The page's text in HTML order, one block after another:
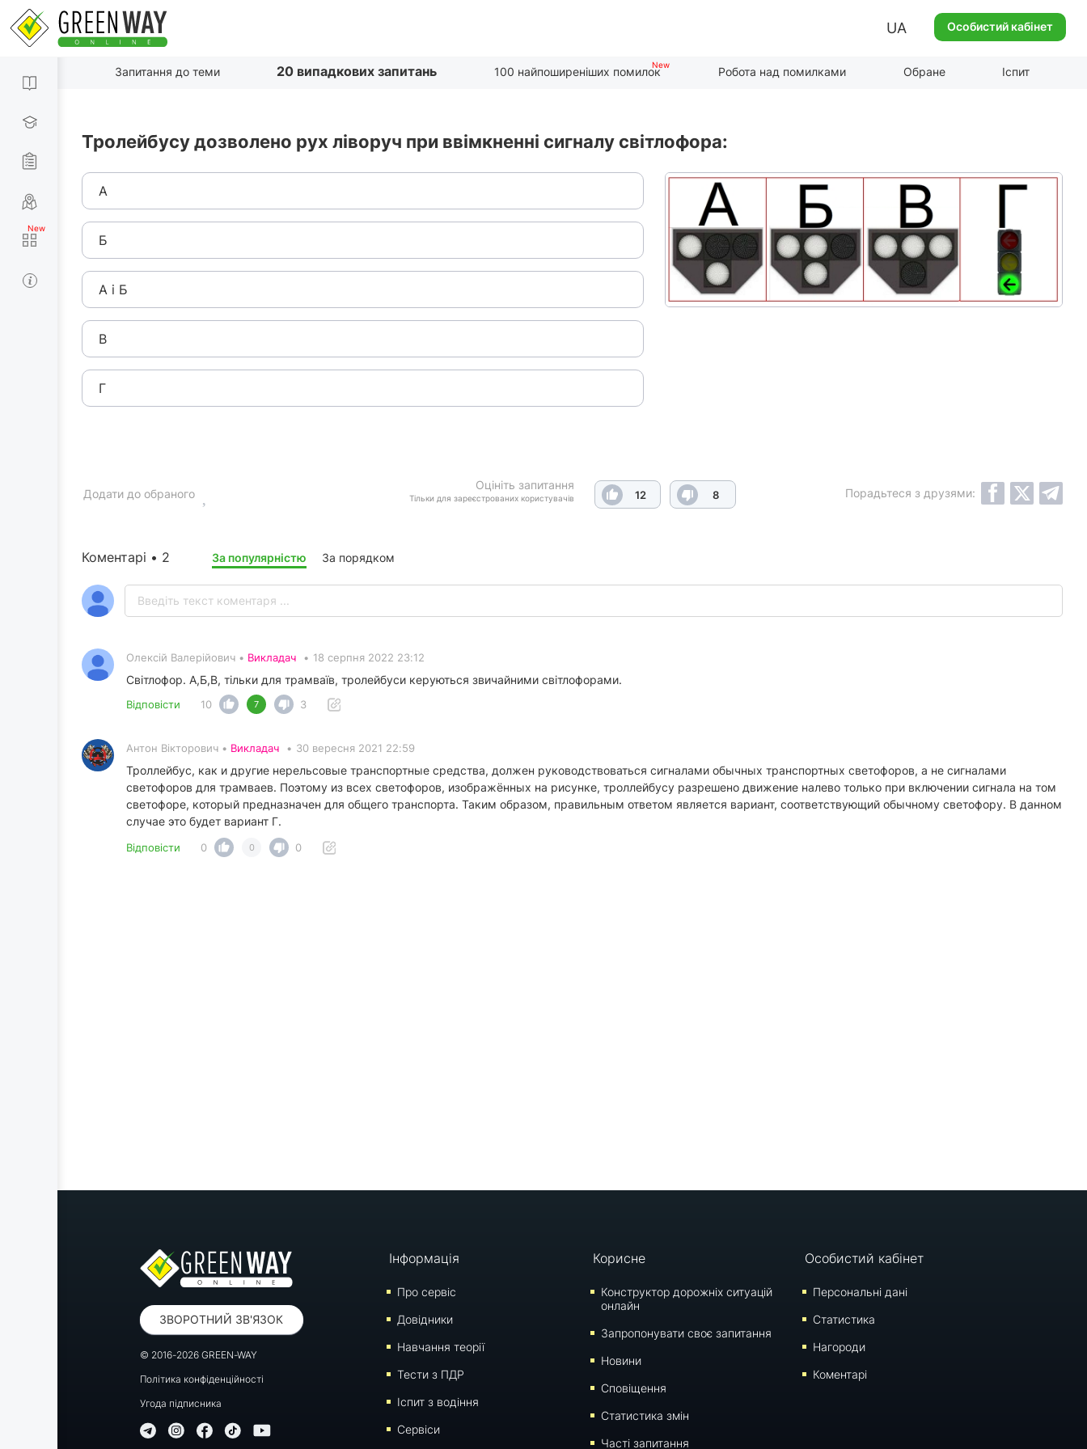
UA Особистий кабінет
Запитання до теми 20 випадкових запитань 100 найпоширеніших помилок Робота над помилками Обране Іспит
Тролейбусу дозволено рух ліворуч при ввімкненні сигналу світлофора:
А
Б
А і Б
В
Г
Оцініть запитання
Тільки для зареєстрованих користувачів 12 8
Додати до обраного Порадьтеся з друзями:
Коментарі • 2 За популярністю За порядком
Олексій Валерійович • Викладач • 18 серпня 2022 23:12
Світлофор. А,Б,В, тільки для трамваїв, тролейбуси керуються звичайними світлофорами.
Відповісти 10 7 3
Антон Вікторович • Викладач • 30 вересня 2021 22:59
Троллейбус, как и другие нерельсовые транспортные средства, должен руководствоваться сигналами обычных транспортных светофоров, а не сигналами
светофоров для трамваев. Поэтому из всех светофоров, изображённых на рисунке, троллейбусу разрешено движение налево только при включении сигнала на том
светофоре, который предназначен для общего транспорта. Таким образом, правильным ответом является вариант, соответствующий обычному светофору. В данном
случае это будет вариант Г.
Відповісти 0 0 0
ЗВОРОТНИЙ ЗВ'ЯЗОК
© 2016-2026 GREEN-WAY
Політика конфіденційності
Угода підписника
Інформація
Про сервіс
Довідники
Навчання теорії
Тести з ПДР
Iспит з водіння
Сервіси
Корисне
Конструктор дорожніх ситуацій
онлайн
Запропонувати своє запитання
Новини
Сповіщення
Статистика змін
Часті запитання
Особистий кабінет
Персональні дані
Статистика
Нагороди
Коментарі